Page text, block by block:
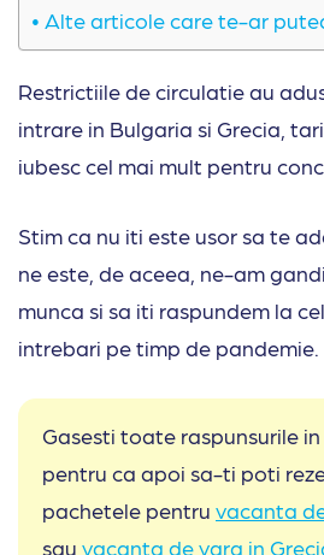
Alte articole care te-ar
Restrictiile de circulatie au
intrare in Bulgaria si Grecia,
iubesc cel mai mult pentru
Stim ca nu iti este usor sa te
ne este, de aceea, ne-am
munca si sa iti raspundem la
intrebari pe timp de pandemie.
Gasesti toate raspunsurile
pentru ca apoi sa-ti poti
pachetele pentru vacanta
sau vacanta de vara in